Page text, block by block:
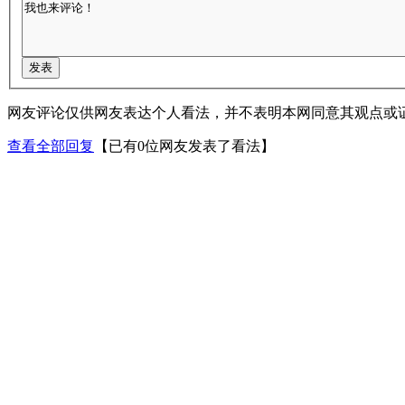
网友评论仅供网友表达个人看法，并不表明本网同意其观点或
查看全部回复 【已有0位网友发表了看法】